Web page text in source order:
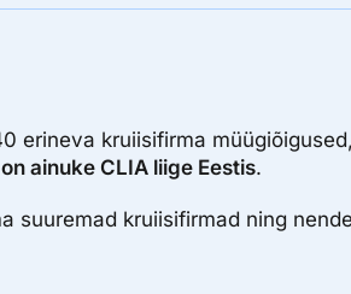
erineva kruiisifirma
ainuke CLIA liige Eestis.
suuremad kruiisifirmad ning nende